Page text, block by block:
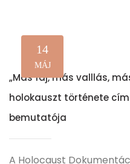
14
MÁJ
„Más faj, más valllás,
holokauszt története
bemutatója
A Holocaust